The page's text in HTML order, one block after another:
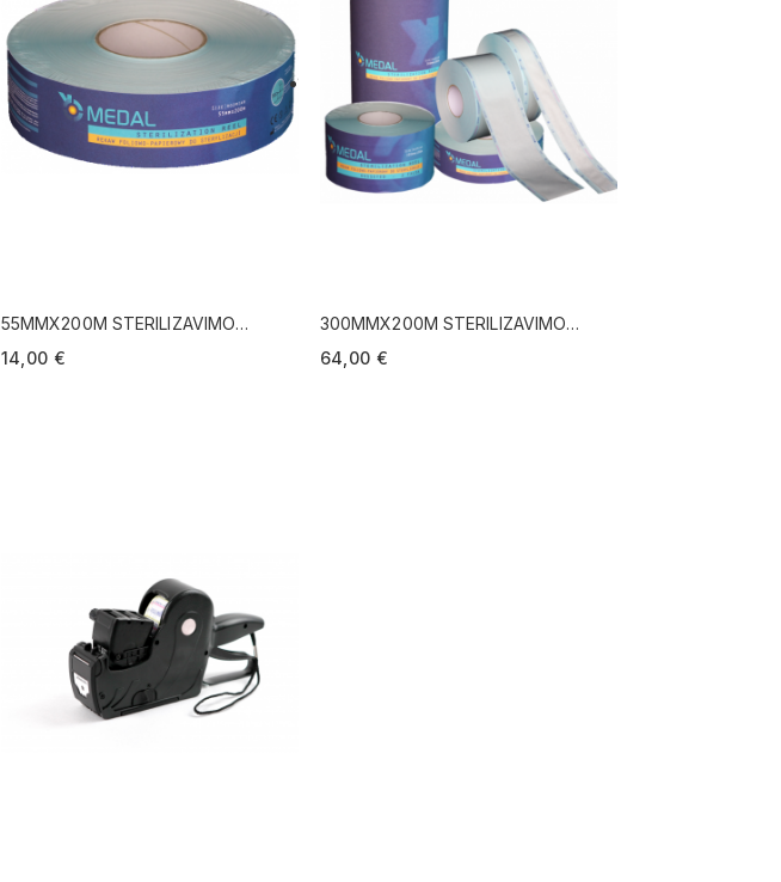
55MMX200M STERILIZAVIMO
JUOSTA
14,00 €
300MMX200M STERILIZAVIMO
JUOSTA
64,00 €